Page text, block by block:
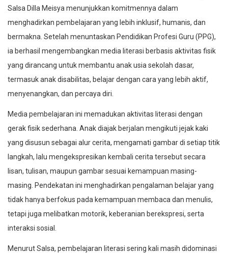
Salsa Dilla Meisya menunjukkan komitmennya dalam
menghadirkan pembelajaran yang lebih inklusif, humanis, dan
bermakna. Setelah menuntaskan Pendidikan Profesi Guru (PPG),
ia berhasil mengembangkan media literasi berbasis aktivitas fisik
yang dirancang untuk membantu anak usia sekolah dasar,
termasuk anak disabilitas, belajar dengan cara yang lebih aktif,
menyenangkan, dan percaya diri.
Media pembelajaran ini memadukan aktivitas literasi dengan
gerak fisik sederhana. Anak diajak berjalan mengikuti jejak kaki
yang disusun sebagai alur cerita, mengamati gambar di setiap titik
langkah, lalu mengekspresikan kembali cerita tersebut secara
lisan, tulisan, maupun gambar sesuai kemampuan masing-
masing. Pendekatan ini menghadirkan pengalaman belajar yang
tidak hanya berfokus pada kemampuan membaca dan menulis,
tetapi juga melibatkan motorik, keberanian berekspresi, serta
interaksi sosial.
Menurut Salsa, pembelajaran literasi sering kali masih didominasi